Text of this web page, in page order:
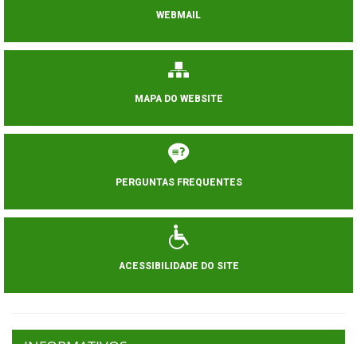
WEBMAIL
MAPA DO WEBSITE
PERGUNTAS FREQUENTES
ACESSIBILIDADE DO SITE